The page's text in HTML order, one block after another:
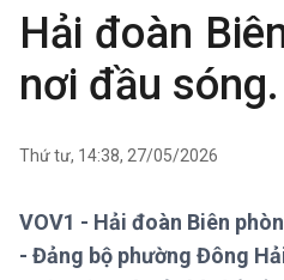
Xã hội
Tin Đời sống & Xã hội
Hải đoàn
nơi đầu sóng.
Thứ tư, 14:38, 27/05/2026
VOV1 - Hải đoàn Biên
- Đảng bộ phường Đông